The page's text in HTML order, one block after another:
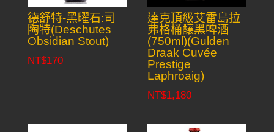
德舒特-黑曜石:司
陶特(Deschutes
Obsidian Stout)
NT$170
達克頂級艾雷島拉
弗格桶釀黑啤酒
(750ml)(Gulden
Draak Cuvée
Prestige
Laphroaig)
NT$1,180